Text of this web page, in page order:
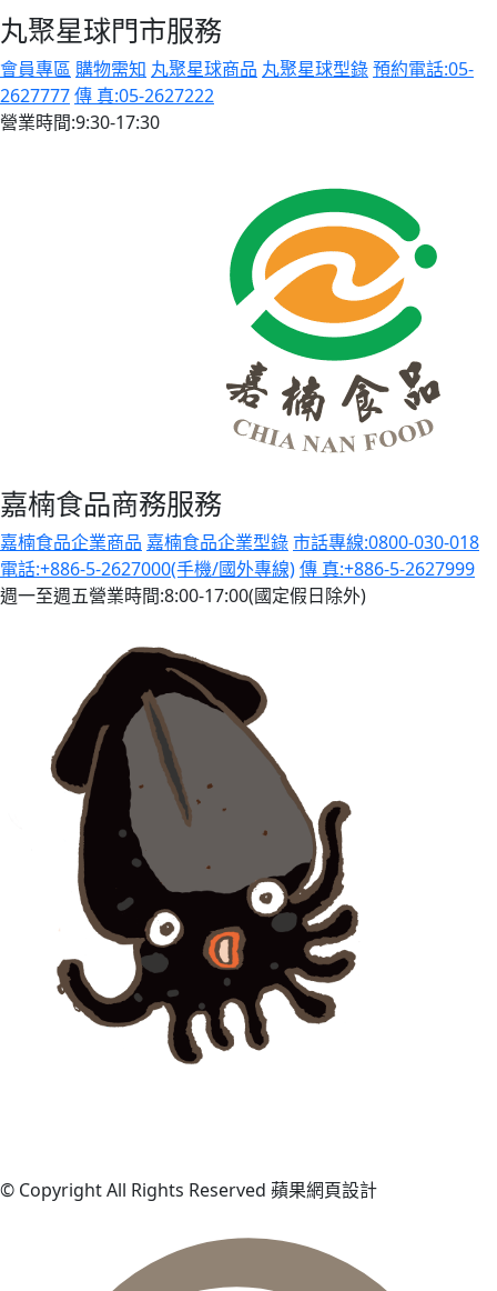
丸聚星球門市服務
會員專區 購物需知 丸聚星球商品 丸聚星球型錄預約電話:05-
2627777傳 真:05-2627222
營業時間:9:30-17:30
嘉楠食品商務服務
嘉楠食品企業商品 嘉楠食品企業型錄市話專線:0800-030-018
電話:+886-5-2627000(手機/國外專線)傳 真:+886-5-2627999
週一至週五營業時間:8:00-17:00(國定假日除外)
© Copyright All Rights Reserved 蘋果網頁設計